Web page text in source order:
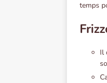
temps
Il